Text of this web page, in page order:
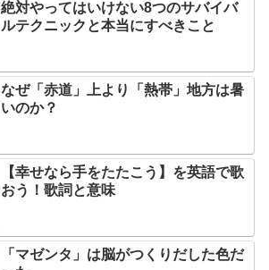
絶対やってはいけない8つのサバイバ
ルテクニックと本当にすべきこと
なぜ「赤道」上より「熱帯」地方は暑
いのか？
【幸せなら手をたたこう】を英語で歌
おう！歌詞と意味
「マゼンタ」は脳がつくりだした色だ